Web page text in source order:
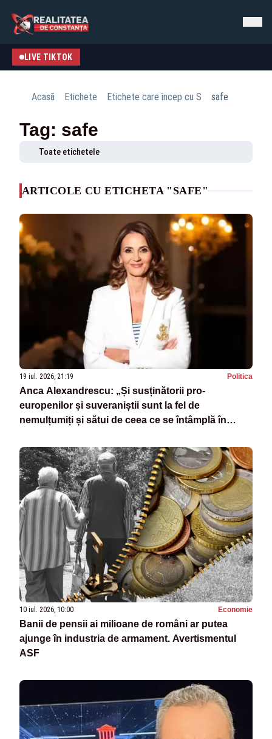
LIVE TIKTOK
Acasă Etichete Etichete care încep cu S safe
Tag: safe
Toate etichetele
ARTICOLE CU ETICHETA "SAFE"
19 iul. 2026, 21:19 Politica
Anca Alexandrescu: „Și susținătorii pro-
europenilor și suveraniștii sunt la fel de
nemulțumiți și sătui de ceea ce se întâmplă în
10 iul. 2026, 10:00 Economie
Banii de pensii ai milioane de români ar putea
ajunge în industria de armament. Avertismentul
ASF